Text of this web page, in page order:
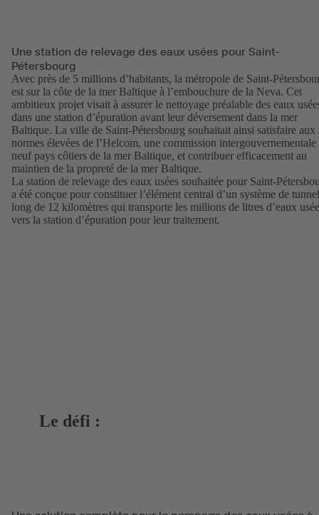
Une station de relevage des eaux usées pour Saint-
Pétersbourg
Avec près de 5 millions d’habitants, la métropole de Saint-
est sur la côte de la mer Baltique à l’embouchure de la Neva. Cet
ambitieux projet visait à assurer le nettoyage préalable des eaux
dans une station d’épuration avant leur déversement dans la mer
Baltique. La ville de Saint-Pétersbourg souhaitait ainsi satisfaire aux
normes élevées de l’Helcom, une commission intergouvernementale
neuf pays côtiers de la mer Baltique, et contribuer efficacement au
maintien de la propreté de la mer Baltique.
La station de relevage des eaux usées souhaitée pour Saint-
a été conçue pour constituer l’élément central d’un système de
long de 12 kilomètres qui transporte les millions de litres d’eaux
vers la station d’épuration pour leur traitement.
Le défi :